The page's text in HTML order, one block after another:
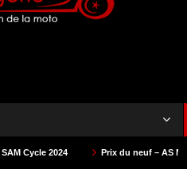
Prix du neuf – AS Motors 2024